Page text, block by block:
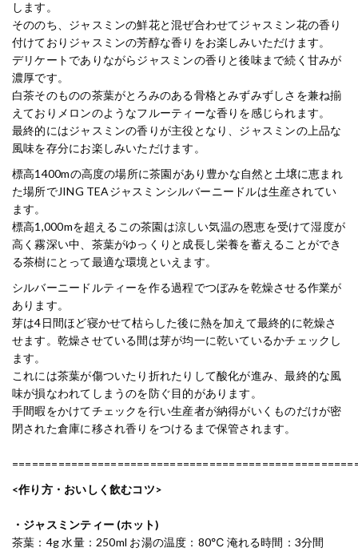
します。
そののち、ジャスミンの鮮花と混ぜ合わせてジャスミン花の香り
付けておりジャスミンの芳醇な香りをお楽しみいただけます。
デリケートでありながらジャスミンの香りと後味まで続く甘みが
濃厚です。
白茶そのものの茶葉がとろみのある骨格とみずみずしさを兼ね揃
えておりメロンのようなフルーティーな香りを感じられます。
最終的にはジャスミンの香りが主役となり、ジャスミンの上品な
風味を存分にお楽しみいただけます。
標高1400mの高度の場所に茶園があり豊かな自然と土壌に恵まれ
た場所でJING TEAジャスミンシルバーニードルは生産されてい
ます。
標高1,000mを超えるこの茶園は涼しい気温の恩恵を受けて湿度が
高く霧深い中、茶葉がゆっくりと成長し栄養を蓄えることができ
る茶樹にとって最適な環境といえます。
シルバーニードルティーを作る過程でつぼみを乾燥させる作業が
あります。
芽は4日間ほど寝かせて枯らした後に熱を加えて最終的に乾燥さ
せます。乾燥させている間は芽が均一に乾いているかチェックし
ます。
これには茶葉が傷ついたり折れたりして酸化が進み、最終的な風
味が損なわれてしまうのを防ぐ目的があります。
手間暇をかけてチェックを行い生産者が納得がいくものだけが密
閉された倉庫に移され香りをつけるまで保管されます。
<作り方・おいしく飲むコツ>
・ジャスミンティー (ホット)
茶葉：4g 水量：250ml お湯の温度：80℃ 淹れる時間：3分間